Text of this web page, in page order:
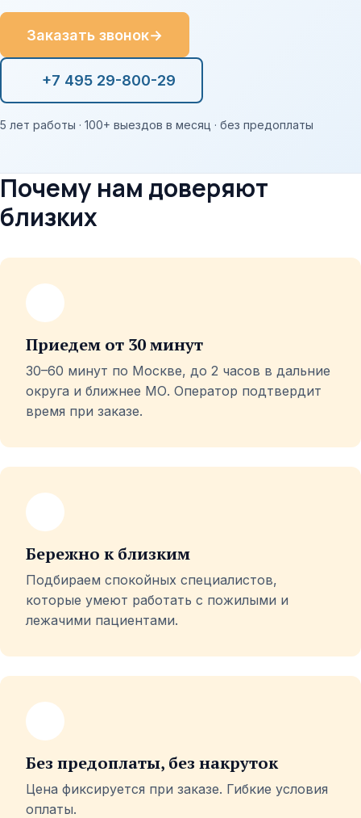
Заказать звонок→
+7 495 29-800-29
5 лет работы · 100+ выездов в месяц · без предоплаты
Почему нам доверяют
близких
Приедем от 30 минут
30–60 минут по Москве, до 2 часов в дальние
округа и ближнее МО. Оператор подтвердит
время при заказе.
Бережно к близким
Подбираем спокойных специалистов,
которые умеют работать с пожилыми и
лежачими пациентами.
Без предоплаты, без накруток
Цена фиксируется при заказе. Гибкие условия
оплаты.